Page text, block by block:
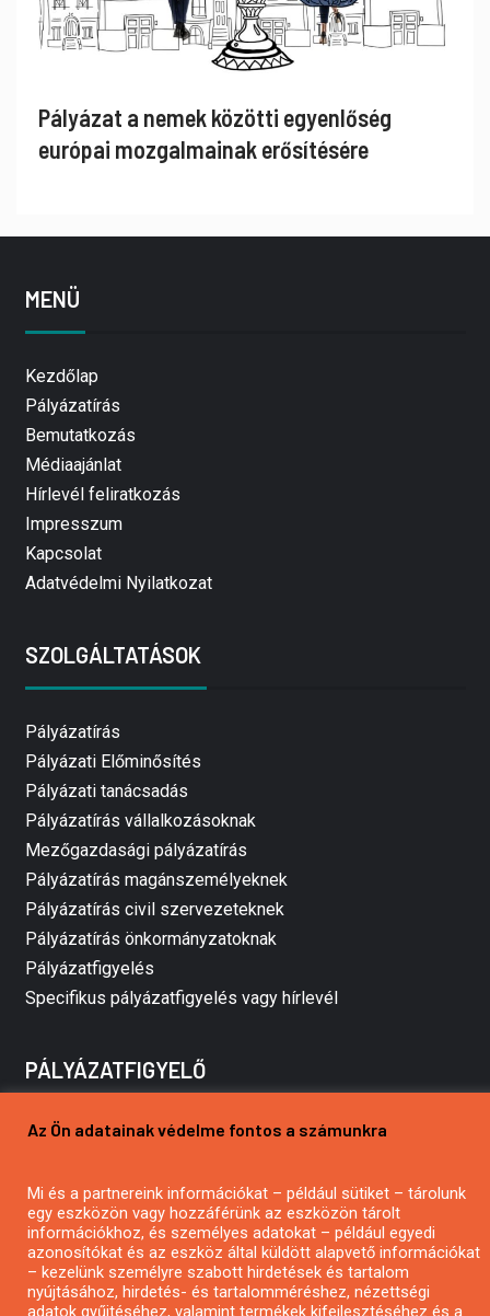
Pályázat a nemek közötti egyenlőség
európai mozgalmainak erősítésére
MENÜ
Kezdőlap
Pályázatírás
Bemutatkozás
Médiaajánlat
Hírlevél feliratkozás
Impresszum
Kapcsolat
Adatvédelmi Nyilatkozat
SZOLGÁLTATÁSOK
Pályázatírás
Pályázati Előminősítés
Pályázati tanácsadás
Pályázatírás vállalkozásoknak
Mezőgazdasági pályázatírás
Pályázatírás magánszemélyeknek
Pályázatírás civil szervezeteknek
Pályázatírás önkormányzatoknak
Pályázatfigyelés
Specifikus pályázatfigyelés vagy hírlevél
PÁLYÁZATFIGYELŐ
Pályázatok vállalkozásoknak
Önkormányzati pályázatok
Mezőgazdasági pályázatok
Falusi turizmus pályázatok
Az Ön adatainak védelme fontos a számunkra
Mi és a partnereink információkat – például sütiket – tárolunk
egy eszközön vagy hozzáférünk az eszközön tárolt
információkhoz, és személyes adatokat – például egyedi
azonosítókat és az eszköz által küldött alapvető információkat
– kezelünk személyre szabott hirdetések és tartalom
nyújtásához, hirdetés- és tartalomméréshez, nézettségi
adatok gyűjtéséhez, valamint termékek kifejlesztéséhez és a